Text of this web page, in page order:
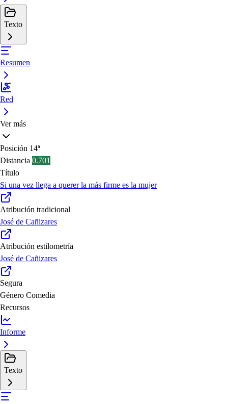
Texto
Resumen
Red
Ver más
Posición 14ª
Distancia 0.701
Título
Si una vez llega a querer la más firme es la mujer
Atribución tradicional
José de Cañizares
Atribución estilometría
José de Cañizares
Segura
Género Comedia
Recursos
Informe
Texto